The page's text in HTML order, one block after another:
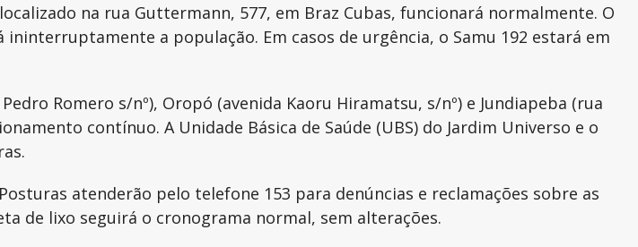
na rua Guttermann, 577, em Braz Cubas, funcionará normalmente. O
a população. Em casos de urgência, o Samu 192 estará em
Romero s/nº), Oropó (avenida Kaoru Hiramatsu, s/nº) e Jundiapeba (rua
contínuo. A Unidade Básica de Saúde (UBS) do Jardim Universo e o
atenderão pelo telefone 153 para denúncias e reclamações sobre as
de lixo seguirá o cronograma normal, sem alterações.